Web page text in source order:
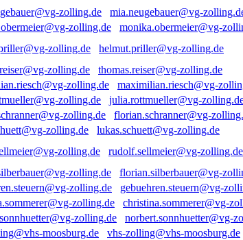
mia.neugebauer@vg-
monika.obermeier@vg-
helmut.priller@vg-zolling.de
thomas.reiser@vg-zolling.de
maximilian.riesch@vg-
julia.rottmueller@vg-
florian.schranner@vg-
lukas.schuett@vg-zolling.de
rudolf.sellmeier@vg-zolling.de
florian.silberbauer@vg-
gebuehren.steuern@vg-
christina.sommerer@vg-
norbert.sonnhuetter@vg-
vhs-zolling@vhs-moosburg.de